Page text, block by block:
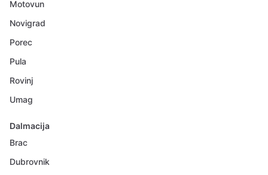
Motovun
Novigrad
Porec
Pula
Rovinj
Umag
Dalmacija
Brac
Dubrovnik